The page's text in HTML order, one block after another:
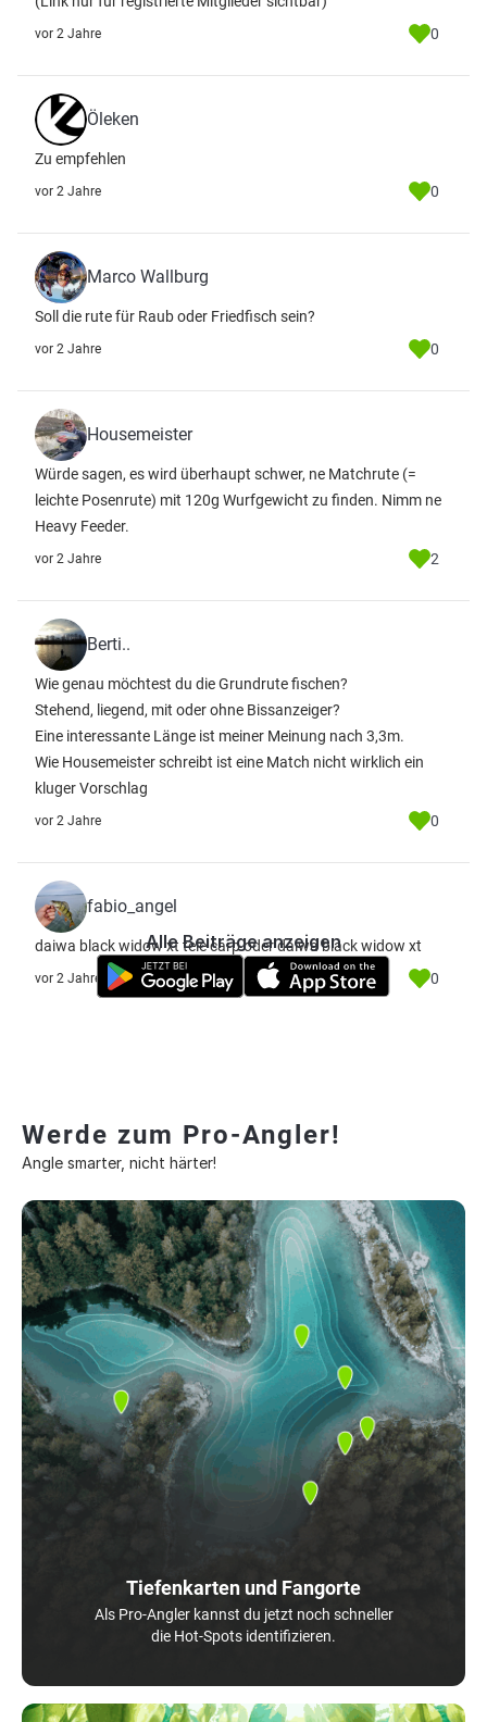
vor 2 Jahre 0
Öleken
Zu empfehlen
vor 2 Jahre 0
Marco Wallburg
Soll die rute für Raub oder Friedfisch sein?
vor 2 Jahre 0
Housemeister
Würde sagen, es wird überhaupt schwer, ne Matchrute (=
leichte Posenrute) mit 120g Wurfgewicht zu finden. Nimm ne
Heavy Feeder.
vor 2 Jahre 2
Berti..
Wie genau möchtest du die Grundrute fischen?
Stehend, liegend, mit oder ohne Bissanzeiger?
Eine interessante Länge ist meiner Meinung nach 3,3m.
Wie Housemeister schreibt ist eine Match nicht wirklich ein
kluger Vorschlag
vor 2 Jahre 0
fabio_angel
daiwa black widow xt tele carp oder daiwa black widow xt
vor 2 Jahre 0
Alle Beiträge anzeigen
Werde zum Pro-Angler!
Angle smarter, nicht härter!
Tiefenkarten und Fangorte
Als Pro-Angler kannst du jetzt noch schneller
die Hot-Spots identifizieren.